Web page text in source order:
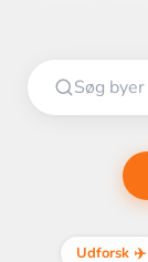
Udforsk ✈️